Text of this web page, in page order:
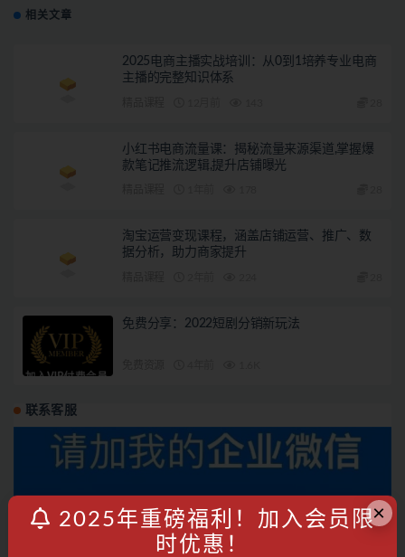
相关文章
2025电商主播实战培训：从0到1培养专业电商
主播的完整知识体系
小红书电商流量课：揭秘流量来源渠道,掌握爆
款笔记推流逻辑,提升店铺曝光
淘宝运营变现课程，涵盖店铺运营、推广、数
据分析，助力商家提升
免费分享：2022短剧分销新玩法
联系客服
×
2025年重磅福利！加入会员限
时优惠！